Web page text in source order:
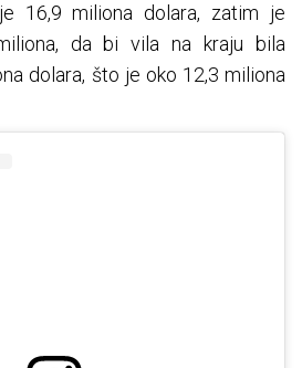
16,9 miliona dolara, zatim je
da bi vila na kraju bila
dolara, što je oko 12,3 miliona